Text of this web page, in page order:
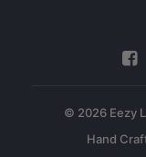
© 2026 Eezy